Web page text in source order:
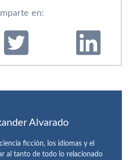
en:
Alvarado
ficción, los idiomas y el
al tanto de todo lo relacionado